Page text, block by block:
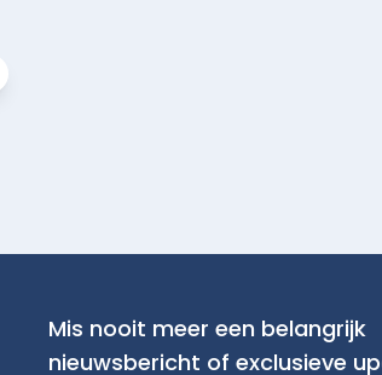
Mis nooit meer een belangrijk
nieuwsbericht of exclusieve